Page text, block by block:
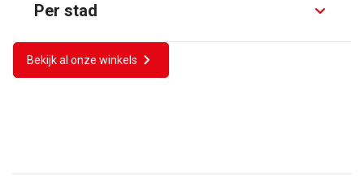
Per stad
Bekijk al onze winkels